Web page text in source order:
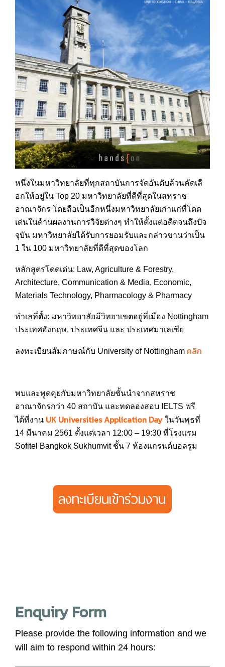
หนึ่งในมหาวิทยาลัยที่ทุกสถาบันการจัดอันดับล้วนคัดเลื
อกให้อยู่ใน Top 20 มหาวิทยาลัยที่ดีที่สุดในสหราช
อาณาจักร โดยถือเป็นอีกหนึ่งมหาวิทยาลัยเก่าแก่ที่โดด
เด่นในด้านผลงานการวิจัยต่างๆ ทำให้ตั้งแต่อดีตจนถึงปัจ
จุบัน มหาวิทยาลัยได้รับการยอมรับและกล่าวขานว่าเป็น
1 ใน 100 มหาวิทยาลัยที่ดีที่สุดของโลก
หลักสูตรโดดเด่น: Law, Agriculture & Forestry,
Architecture, Communication & Media, Economic,
Materials Technology, Pharmacology & Pharmacy
ทำเลที่ตั้ง: มหาวิทยาลัยมีวิทยาเขตอยู่ที่เมือง Nottingham
ประเทศอังกฤษ, ประเทศจีน และ ประเทศมาเลเซีย
ลงทะเบียนสัมภาษณ์กับ University of Nottingham คลิก
พบและพูดคุยกับมหาวิทยาลัยชั้นนำจากสหราช
อาณาจักรกว่า 40 สถาบัน และทดลองสอบ IELTS ฟรี
ได้ที่งาน UK Universities Application Day ในวันพุธที่
14 มีนาคม 2561 ตั้งแต่เวลา 12:00 – 19:30 ที่โรงแรม
Sofitel Bangkok Sukhumvit ชั้น 7 ห้องแกรนด์บอลรูม
Enquiry Form
Please provide the following information and we
will aim to respond within 24 hours: